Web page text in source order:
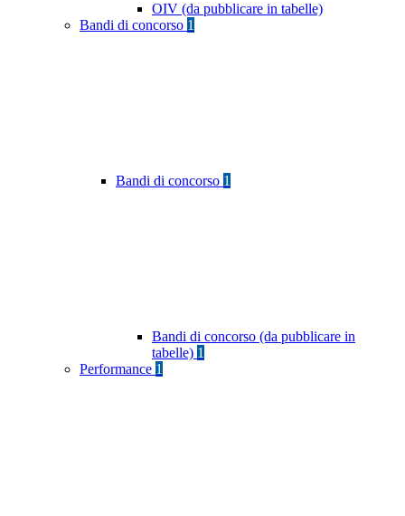
OIV (da pubblicare in tabelle)
Bandi di concorso 1
Bandi di concorso 1
Bandi di concorso (da pubblicare in
tabelle) 1
Performance 1